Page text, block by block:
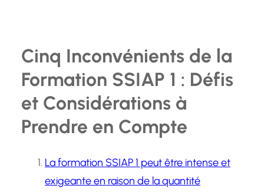
Cinq Inconvénients de la
Formation SSIAP 1 : Défis
et Considérations à
Prendre en Compte
La formation SSIAP 1 peut être intense et
exigeante en raison de la quantité